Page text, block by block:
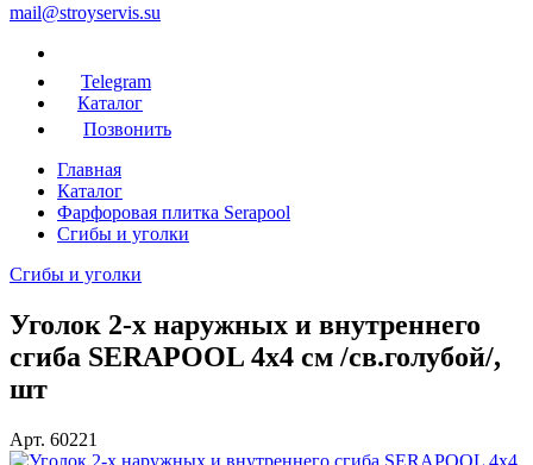
mail@stroyservis.su
Telegram
Каталог
Позвонить
Главная
Каталог
Фарфоровая плитка Serapool
Сгибы и уголки
Сгибы и уголки
Уголок 2-х наружных и внутреннего
сгиба SERAPOOL 4х4 см /св.голубой/,
шт
Арт. 60221